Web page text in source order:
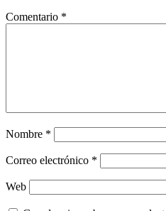
Comentario *
Nombre *
Correo electrónico *
Web